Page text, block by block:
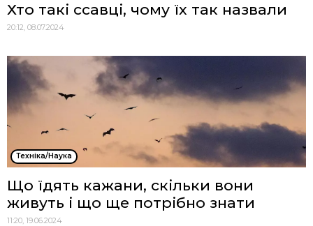
Хто такі ссавці, чому їх так назвали
20:12, 08.07.2024
Техніка/Наука
Що їдять кажани, скільки вони
живуть і що ще потрібно знати
11:20, 19.06.2024